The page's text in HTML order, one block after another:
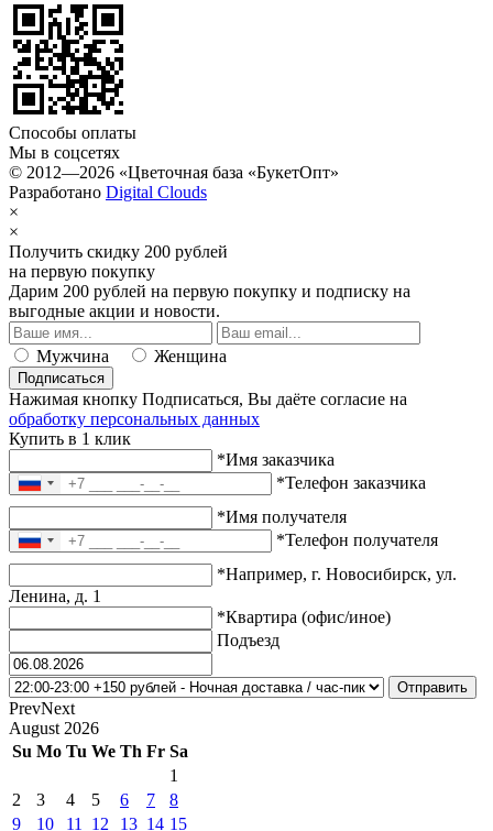
Способы оплаты
Мы в соцсетях
© 2012—2026 «Цветочная база «БукетОпт»
Разработано Digital Clouds
×
×
Получить скидку 200 рублей
на первую покупку
Дарим 200 рублей на первую покупку и подписку на
выгодные акции и новости.
Мужчина Женщина
Подписаться
Нажимая кнопку Подписаться, Вы даёте согласие на
обработку персональных данных
Купить в 1 клик
*Имя заказчика
*Телефон заказчика
*Имя получателя
*Телефон получателя
*Например, г. Новосибирск, ул.
Ленина, д. 1
*Квартира (офис/иное)
Подъезд
PrevNext
August 2026
Su Mo Tu We Th Fr Sa
1
2
3 4 5 6 7
8
9
10 11 12 13 14 15